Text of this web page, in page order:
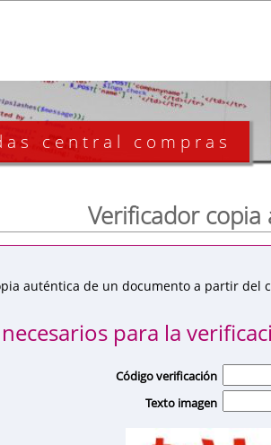
central compras
Verificador copia
auténtica de un documento a partir del
para la
Código verificación
Texto imagen